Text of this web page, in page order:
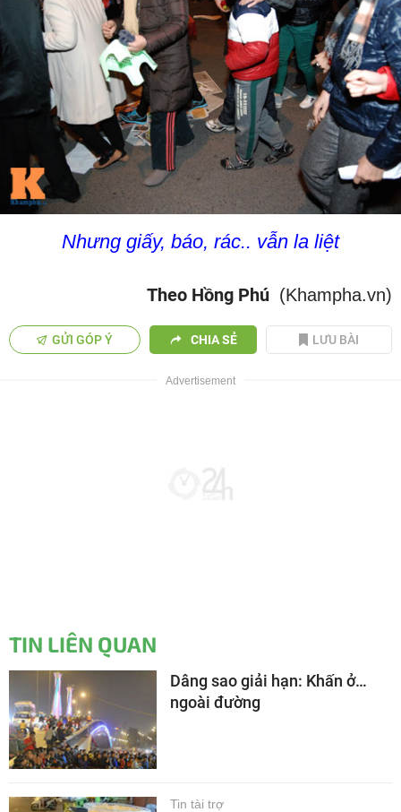
Nhưng giấy, báo, rác.. vẫn la liệt
Theo Hồng Phú (Khampha.vn)
GỬI GÓP Ý CHIA SẺ LƯU BÀI
TIN LIÊN QUAN
Dâng sao giải hạn: Khấn ở…
ngoài đường
Tin tài trợ